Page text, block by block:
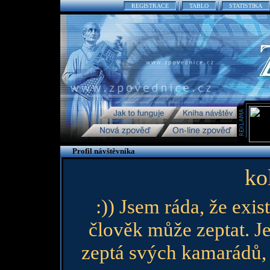
REGISTRACE TABLO STATISTIKA
Profil návštěvníka
:)) Jsem ráda, že
člověk může zeptat.
zeptá svých